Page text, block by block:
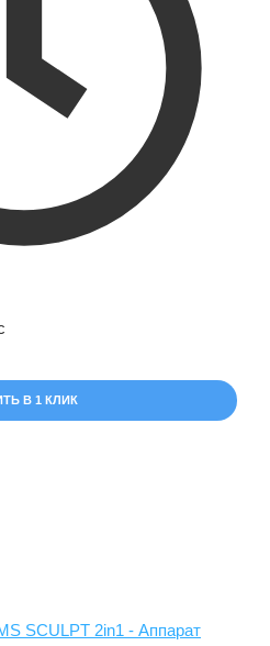
В 1 КЛИК
SCULPT 2in1 - Аппарат